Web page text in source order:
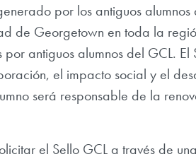
por los antiguos
de Georgetown en toda la
antiguos alumnos del GCL. El
el impacto social y el
será responsable de la
el Sello GCL a través de